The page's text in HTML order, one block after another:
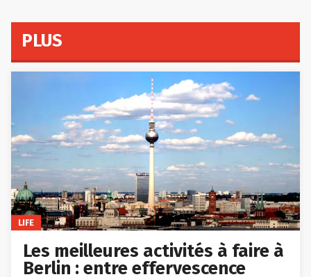
PLUS
LIFE
Les meilleures activités à faire à
Berlin : entre effervescence